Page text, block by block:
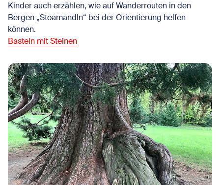
Kinder auch erzählen, wie auf Wanderrouten in den
Bergen „Stoamandln“ bei der Orientierung helfen
können.
Basteln mit Steinen